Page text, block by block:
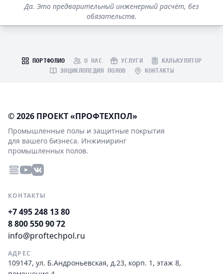
Да. Это предварительный инженерный расчёт, без
обязательств.
ПОРТФОЛИО О НАС УСЛУГИ
КАЛЬКУЛЯТОР
ЭНЦИКЛОПЕДИЯ ПОЛОВ
КОНТАКТЫ
© 2026 ПРОЕКТ «ПРОФТЕХПОЛ»
Промышленные полы и защитные покрытия
для вашего бизнеса. Инжиниринг
промышленных полов.
КОНТАКТЫ
+7 495 248 13 80
8 800 550 90 72
info@proftechpol.ru
АДРЕС
109147, ул. Б.Андроньевская, д.23, корп. 1, этаж 8,